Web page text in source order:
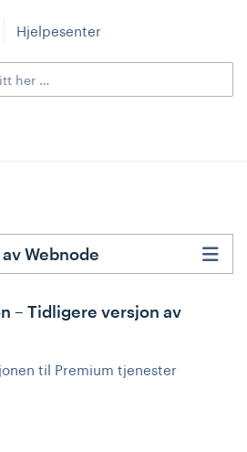
Hjelpesenter
– Tidligere versjon av
til Premium tjenester
Webnode